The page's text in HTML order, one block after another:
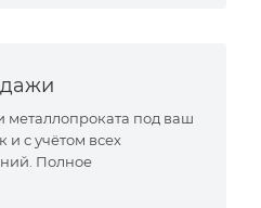
металлопроката под ваш
и с учётом всех
Полное